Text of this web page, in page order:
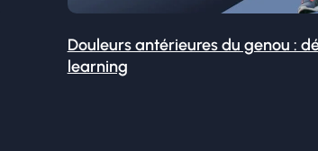
Douleurs antérieures du genou :
learning